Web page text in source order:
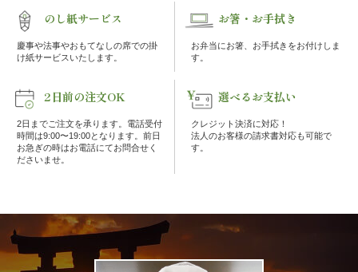
注
文
法・
配
エ
リ
のし紙サービス
慶事や法事やおもてなしの席での掛
け紙サービスいたします。
お箸・お手拭き
お弁当にお箸、お手拭きをお付けしま
す。
2日前の注文OK
2日までご注文を承ります。電話受付
時間は9:00〜19:00となります。前日
お急ぎの時はお電話にてお問合せく
ださいませ。
選べるお支払い
クレジット決済に対応！
法人のお客様の請求書対応も可能で
す。